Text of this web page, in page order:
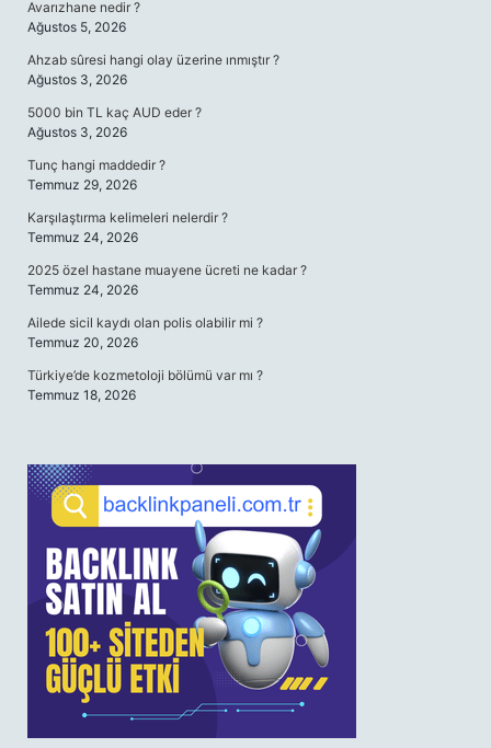
Avarızhane nedir ?
Ağustos 5, 2026
Ahzab sûresi hangi olay üzerine ınmıştır ?
Ağustos 3, 2026
5000 bin TL kaç AUD eder ?
Ağustos 3, 2026
Tunç hangi maddedir ?
Temmuz 29, 2026
Karşılaştırma kelimeleri nelerdir ?
Temmuz 24, 2026
2025 özel hastane muayene ücreti ne kadar ?
Temmuz 24, 2026
Ailede sicil kaydı olan polis olabilir mi ?
Temmuz 20, 2026
Türkiye’de kozmetoloji bölümü var mı ?
Temmuz 18, 2026